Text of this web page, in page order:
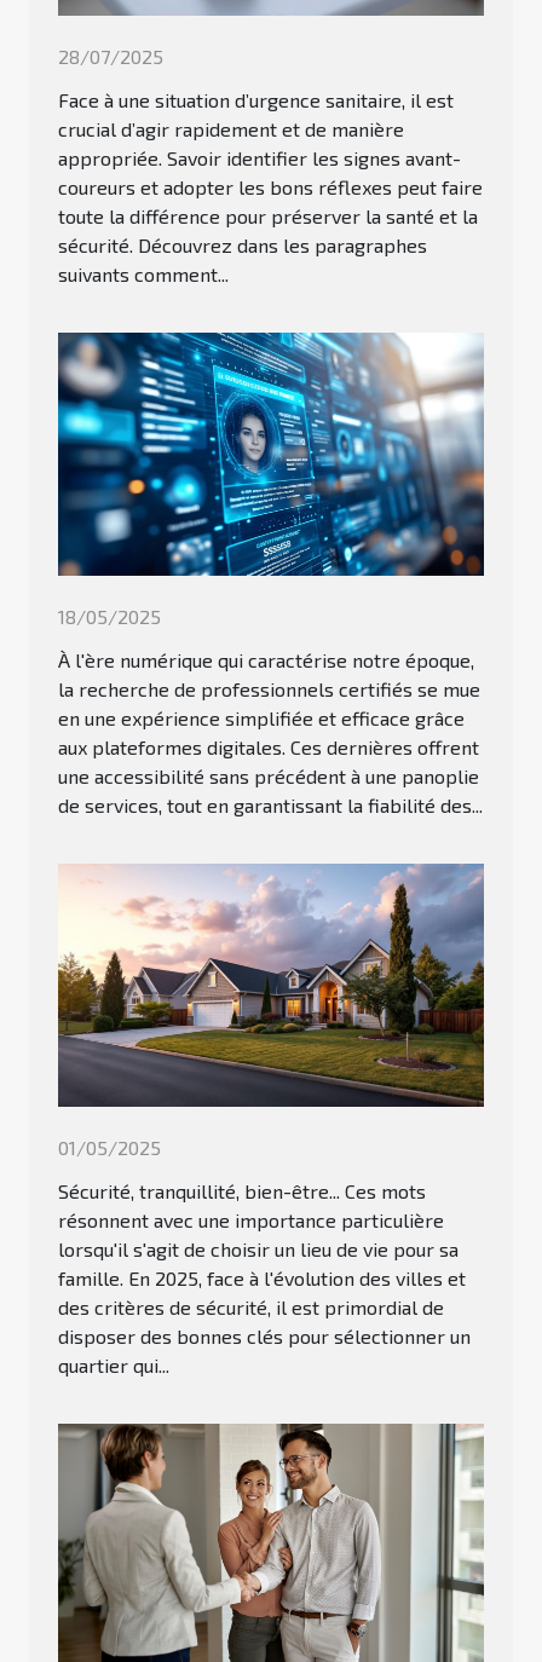
28/07/2025
Face à une situation d’urgence sanitaire, il est
crucial d’agir rapidement et de manière
appropriée. Savoir identifier les signes avant-
coureurs et adopter les bons réflexes peut faire
toute la différence pour préserver la santé et la
sécurité. Découvrez dans les paragraphes
suivants comment...
18/05/2025
À l'ère numérique qui caractérise notre époque,
la recherche de professionnels certifiés se mue
en une expérience simplifiée et efficace grâce
aux plateformes digitales. Ces dernières offrent
une accessibilité sans précédent à une panoplie
de services, tout en garantissant la fiabilité des...
01/05/2025
Sécurité, tranquillité, bien-être... Ces mots
résonnent avec une importance particulière
lorsqu'il s'agit de choisir un lieu de vie pour sa
famille. En 2025, face à l'évolution des villes et
des critères de sécurité, il est primordial de
disposer des bonnes clés pour sélectionner un
quartier qui...